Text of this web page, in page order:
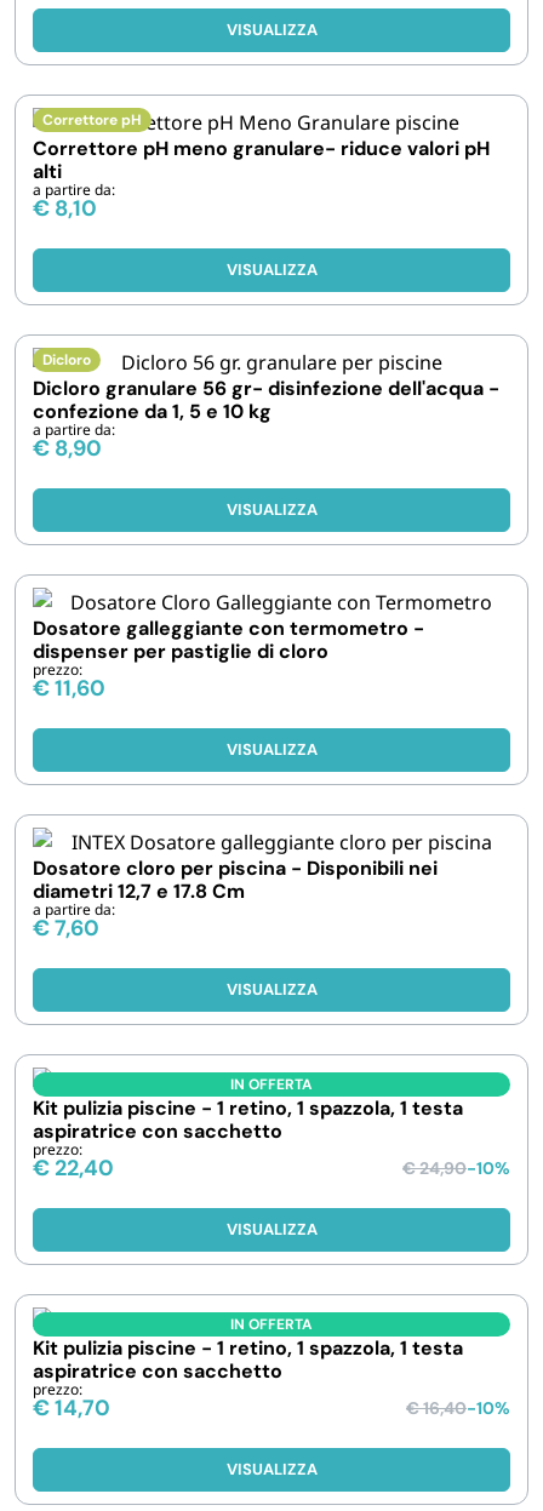
VISUALIZZA
Correttore pH
Correttore pH meno granulare- riduce valori pH
alti
a partire da:
€ 8,10
VISUALIZZA
Dicloro
Dicloro granulare 56 gr- disinfezione dell'acqua -
confezione da 1, 5 e 10 kg
a partire da:
€ 8,90
VISUALIZZA
Dosatore galleggiante con termometro -
dispenser per pastiglie di cloro
prezzo:
€11,60
VISUALIZZA
Dosatore cloro per piscina - Disponibili nei
diametri 12,7 e 17.8 Cm
a partire da:
€7,60
VISUALIZZA
IN OFFERTA
Kit pulizia piscine - 1 retino, 1 spazzola, 1 testa
aspiratrice con sacchetto
prezzo:
€ 22,40 €24,90-10%
VISUALIZZA
IN OFFERTA
Kit pulizia piscine - 1 retino, 1 spazzola, 1 testa
aspiratrice con sacchetto
prezzo:
€14,70 €16,40-10%
VISUALIZZA